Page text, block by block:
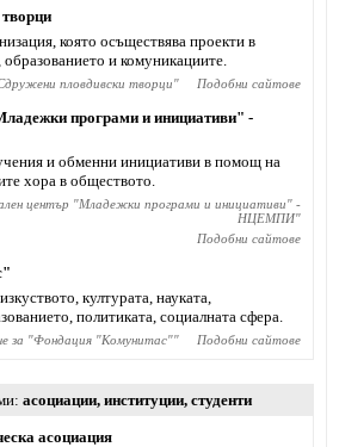
която осъществява проекти в
образованието и комуникациите.
пловдивски творци" Подобни сайтове
програми и инициативи" -
и обменни инициативи в помощ на
хора в обществото.
център "Младежки програми и инициативи" -
НЦЕМПИ"
Подобни сайтове
културата, науката,
политиката, социалната сфера.
за "Фондация "Комунитас"" Подобни сайтове
асоциации, институции, студенти
асоциация